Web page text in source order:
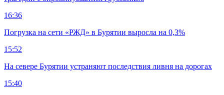
16:36
Погрузка на сети «РЖД» в Бурятии выросла на 0,3%
15:52
На севере Бурятии устраняют последствия ливня на дорогах
15:40